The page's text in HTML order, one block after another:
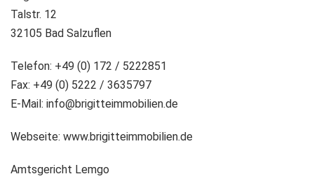
Talstr. 12
32105 Bad Salzuflen
Telefon: +49 (0) 172 / 5222851
Fax: +49 (0) 5222 / 3635797
E-Mail: info@brigitteimmobilien.de
Webseite: www.brigitteimmobilien.de
Amtsgericht Lemgo